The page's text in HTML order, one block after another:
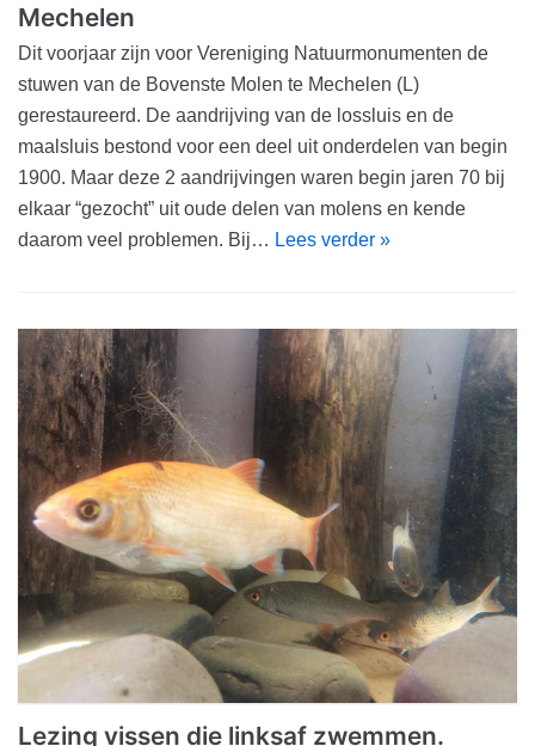
Mechelen
Dit voorjaar zijn voor Vereniging Natuurmonumenten de
stuwen van de Bovenste Molen te Mechelen (L)
gerestaureerd. De aandrijving van de lossluis en de
maalsluis bestond voor een deel uit onderdelen van begin
1900. Maar deze 2 aandrijvingen waren begin jaren 70 bij
elkaar “gezocht” uit oude delen van molens en kende
daarom veel problemen. Bij… Lees verder »
Lezing vissen die linksaf zwemmen.